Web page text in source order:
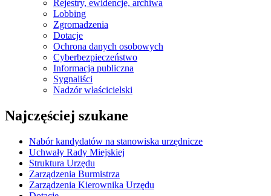
Rejestry, ewidencje, archiwa
Lobbing
Zgromadzenia
Dotacje
Ochrona danych osobowych
Cyberbezpieczeństwo
Informacja publiczna
Sygnaliści
Nadzór właścicielski
Najczęściej szukane
Nabór kandydatów na stanowiska urzędnicze
Uchwały Rady Miejskiej
Struktura Urzędu
Zarządzenia Burmistrza
Zarządzenia Kierownika Urzędu